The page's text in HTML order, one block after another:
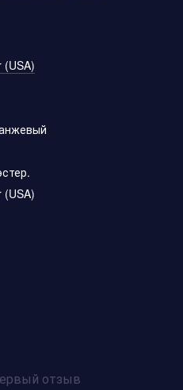
(USA)
(USA)
отзыв